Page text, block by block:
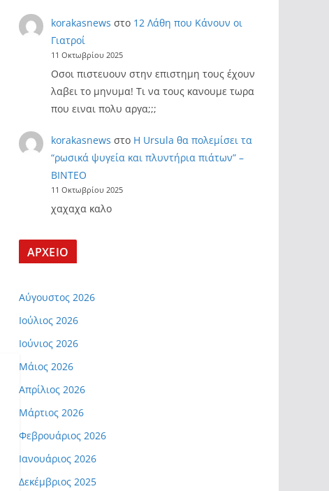
korakasnews στο 12 Λάθη που Κάνουν οι
Γιατροί
11 Οκτωβρίου 2025
Οσοι πιστευουν στην επιστημη τους έχουν
λαβει το μηνυμα! Τι να τους κανουμε τωρα
που ειναι πολυ αργα;;;
korakasnews στο Η Ursula θα πολεμίσει τα
“ρωσικά ψυγεία και πλυντήρια πιάτων” –
ΒΙΝΤΕΟ
11 Οκτωβρίου 2025
χαχαχα καλο
ΑΡΧΕΙΟ
Αύγουστος 2026
Ιούλιος 2026
Ιούνιος 2026
Μάιος 2026
Απρίλιος 2026
Μάρτιος 2026
Φεβρουάριος 2026
Ιανουάριος 2026
Δεκέμβριος 2025